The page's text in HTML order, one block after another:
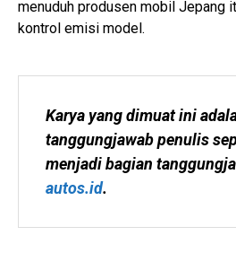
menuduh produsen mobil Jepang
kontrol emisi model.
Karya yang dimuat ini
tanggungjawab penulis
autos.id.